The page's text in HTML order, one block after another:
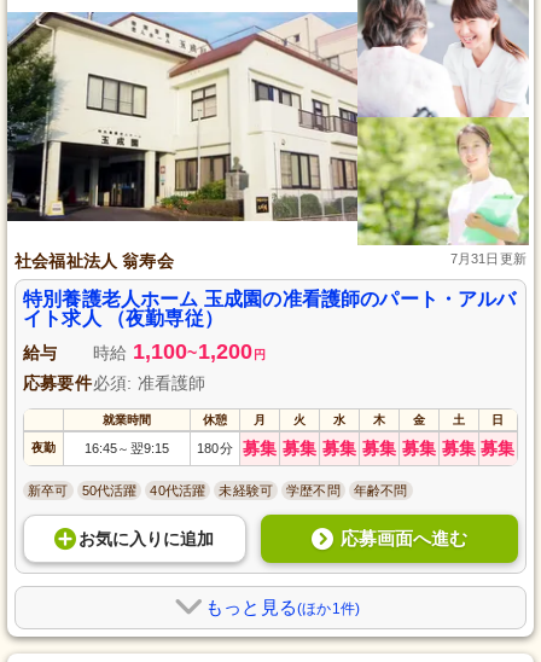
社会福祉法人 翁寿会 7月31日更新
特別養護老人ホーム 玉成園の准看護師のパート・アルバ
イト求人 （夜勤専従）
給与 時給 1,100~1,200 円
応募要件必須: 准看護師
就業時間 休憩 月 火 水 木 金 土 日
夜勤 16:45～ 翌9:15 180分 募集 募集 募集 募集 募集 募集 募集
新卒可 50代活躍 40代活躍 未経験可 学歴不問 年齢不問
お気に入り に追加 応募画面へ進む
もっと見る(ほか1件)